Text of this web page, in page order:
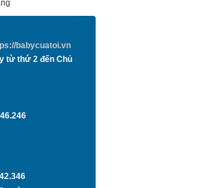
babycuatoi.vn
từ thứ 2 đến Chủ